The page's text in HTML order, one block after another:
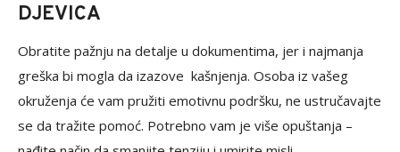
DJEVICA
Obratite pažnju na detalje u dokumentima, jer i najmanja
greška bi mogla da izazove kašnjenja. Osoba iz vašeg
okruženja će vam pružiti emotivnu podršku, ne ustručavajte
se da tražite pomoć. Potrebno vam je više opuštanja –